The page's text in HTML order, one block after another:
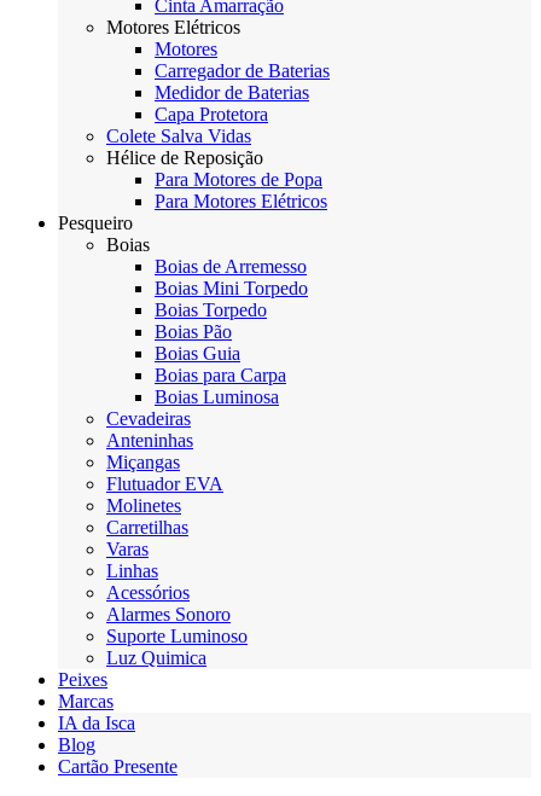
Cinta Amarração
Motores Elétricos
Motores
Carregador de Baterias
Medidor de Baterias
Capa Protetora
Colete Salva Vidas
Hélice de Reposição
Para Motores de Popa
Para Motores Elétricos
Pesqueiro
Boias
Boias de Arremesso
Boias Mini Torpedo
Boias Torpedo
Boias Pão
Boias Guia
Boias para Carpa
Boias Luminosa
Cevadeiras
Anteninhas
Miçangas
Flutuador EVA
Molinetes
Carretilhas
Varas
Linhas
Acessórios
Alarmes Sonoro
Suporte Luminoso
Luz Quimica
Peixes
Marcas
IA da Isca
Blog
Cartão Presente